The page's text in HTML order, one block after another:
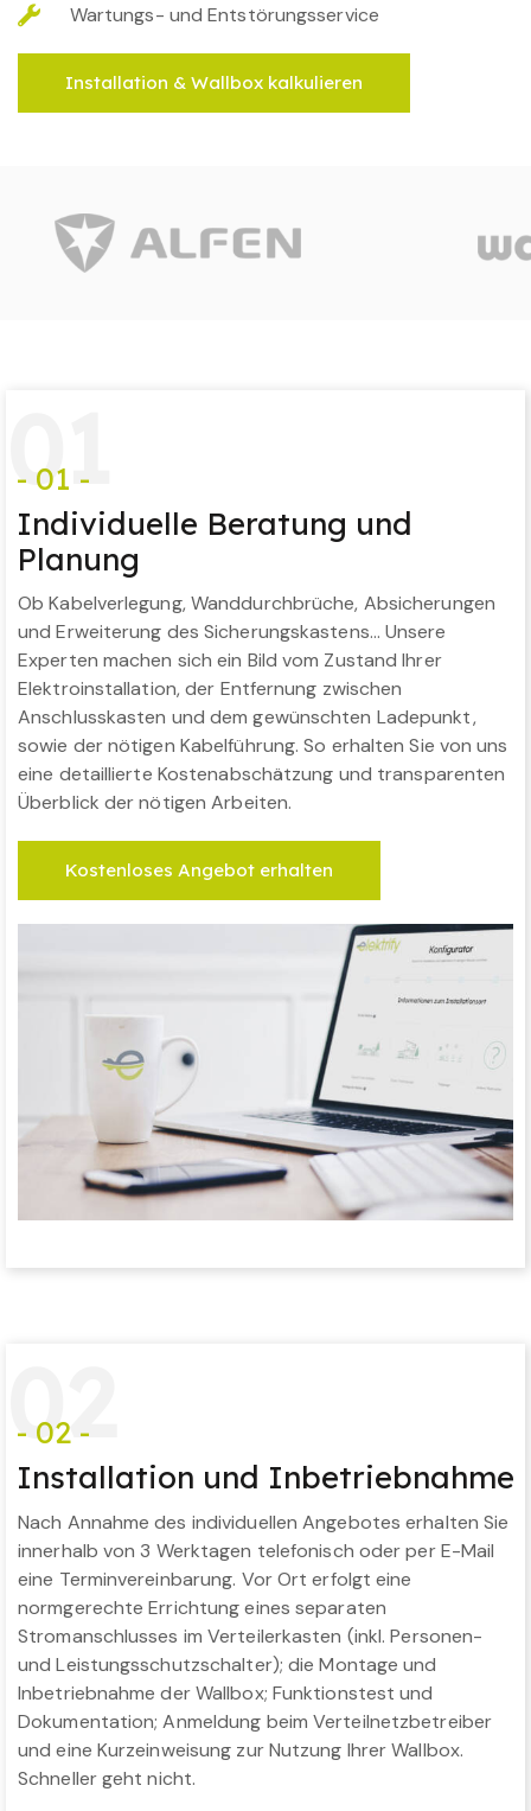
Wartungs- und Entstörungsservice
Installation & Wallbox kalkulieren
01
- 01 -
Individuelle Beratung und
Planung
Ob Kabelverlegung, Wanddurchbrüche, Absicherungen
und Erweiterung des Sicherungskastens… Unsere
Experten machen sich ein Bild vom Zustand Ihrer
Elektroinstallation, der Entfernung zwischen
Anschlusskasten und dem gewünschten Ladepunkt,
sowie der nötigen Kabelführung. So erhalten Sie von uns
eine detaillierte Kostenabschätzung und transparenten
Überblick der nötigen Arbeiten.
Kostenloses Angebot erhalten
02
- 02 -
Installation und Inbetriebnahme
Nach Annahme des individuellen Angebotes erhalten Sie
innerhalb von 3 Werktagen telefonisch oder per E-Mail
eine Terminvereinbarung. Vor Ort erfolgt eine
normgerechte Errichtung eines separaten
Stromanschlusses im Verteilerkasten (inkl. Personen-
und Leistungsschutzschalter); die Montage und
Inbetriebnahme der Wallbox; Funktionstest und
Dokumentation; Anmeldung beim Verteilnetzbetreiber
und eine Kurzeinweisung zur Nutzung Ihrer Wallbox.
Schneller geht nicht.